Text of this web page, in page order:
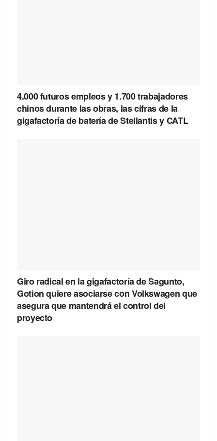
4.000 futuros empleos y 1.700 trabajadores
chinos durante las obras, las cifras de la
gigafactoría de batería de Stellantis y CATL
Giro radical en la gigafactoría de Sagunto,
Gotion quiere asociarse con Volkswagen que
asegura que mantendrá el control del
proyecto